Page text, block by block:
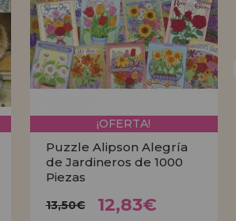
¡OFERTA!
Puzzle Alipson Alegría
de Jardineros de 1000
Piezas
13,50€ 12,83€